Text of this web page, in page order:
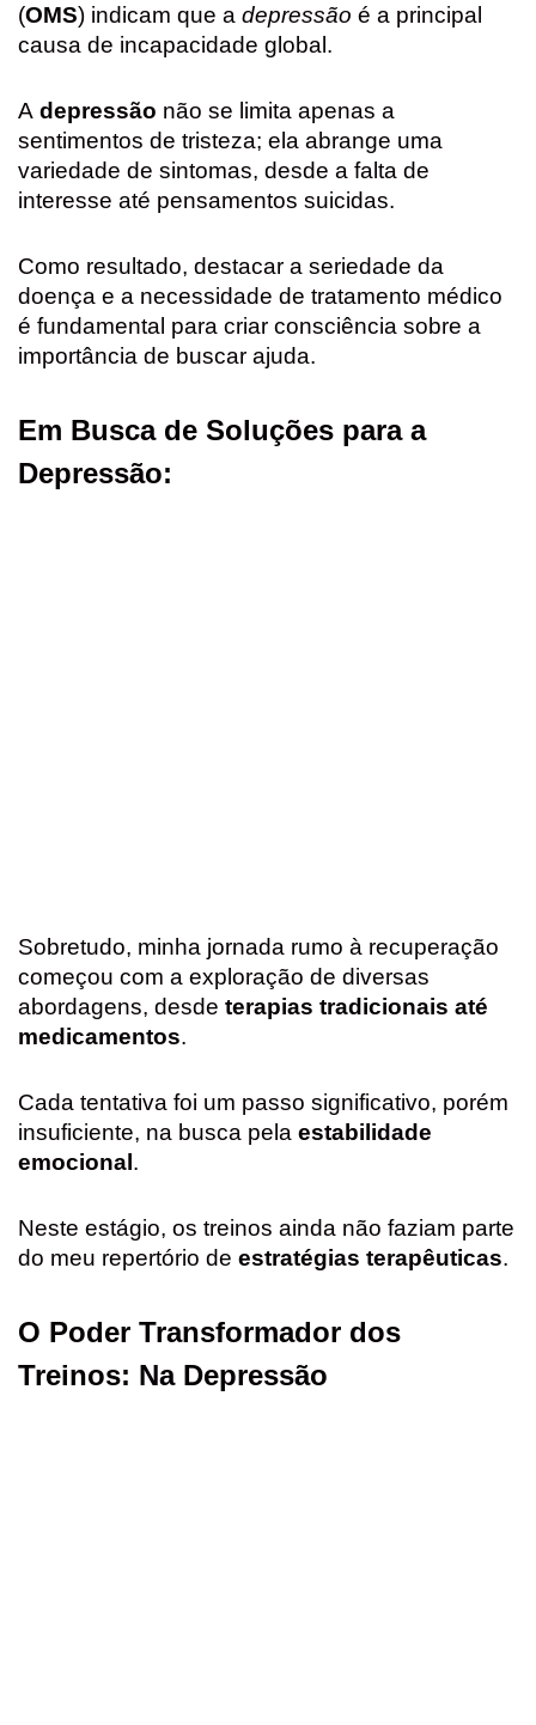
(OMS) indicam que a depressão é a principal
causa de incapacidade global.
A depressão não se limita apenas a
sentimentos de tristeza; ela abrange uma
variedade de sintomas, desde a falta de
interesse até pensamentos suicidas.
Como resultado, destacar a seriedade da
doença e a necessidade de tratamento médico
é fundamental para criar consciência sobre a
importância de buscar ajuda.
Em Busca de Soluções para a
Depressão:
Sobretudo, minha jornada rumo à recuperação
começou com a exploração de diversas
abordagens, desde terapias tradicionais até
medicamentos.
Cada tentativa foi um passo significativo, porém
insuficiente, na busca pela estabilidade
emocional .
Neste estágio, os treinos ainda não faziam parte
do meu repertório de estratégias terapêuticas.
O Poder Transformador dos
Treinos: Na Depressão